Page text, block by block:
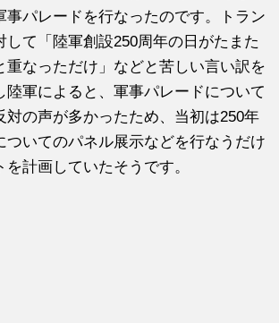
事パレードを行なったのです。トラン
して「陸軍創設250周年の日がたまた
重なっただけ」などと苦しい言い訳を
陸軍によると、軍事パレードについて
対の声が多かったため、当初は250年
ついてのパネル展示などを行なうだけ
計画していたそうです。